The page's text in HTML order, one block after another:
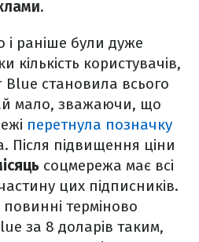
.
раніше були дуже
кількість користувачів,
Blue становила всього
мало, зважаючи, що
перетнула позначку
Після підвищення ціни
соцмережа має всі
цих підписників.
терміново
за 8 доларів таким,